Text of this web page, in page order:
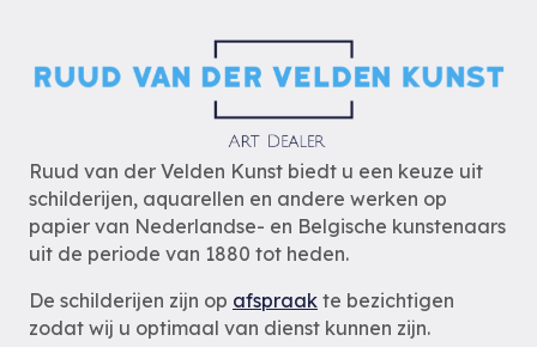
Ruud van der Velden Kunst biedt u een keuze uit
schilderijen, aquarellen en andere werken op
papier van Nederlandse- en Belgische kunstenaars
uit de periode van 1880 tot heden.
De schilderijen zijn op afspraak te bezichtigen
zodat wij u optimaal van dienst kunnen zijn.